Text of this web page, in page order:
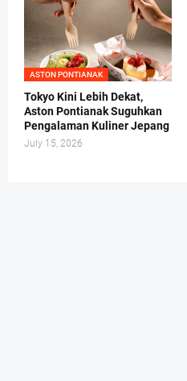
ASTON PONTIANAK
Tokyo Kini Lebih Dekat,
Aston Pontianak Suguhkan
Pengalaman Kuliner Jepang
July 15, 2026